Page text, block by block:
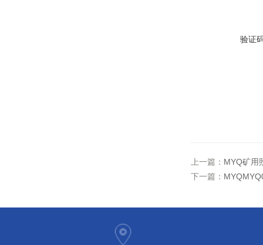
验证
上一篇： MYQ矿用
下一篇：